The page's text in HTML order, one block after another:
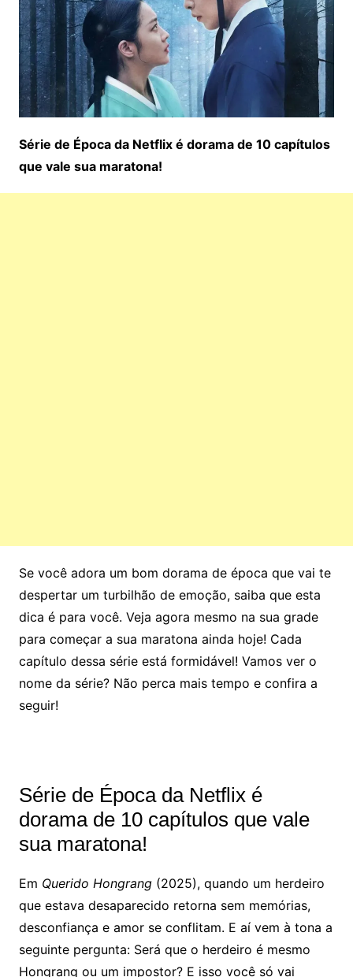
Série de Época da Netflix é dorama de 10 capítulos
que vale sua maratona!
Se você adora um bom dorama de época que vai te
despertar um turbilhão de emoção, saiba que esta
dica é para você. Veja agora mesmo na sua grade
para começar a sua maratona ainda hoje! Cada
capítulo dessa série está formidável! Vamos ver o
nome da série? Não perca mais tempo e confira a
seguir!
Série de Época da Netflix é
dorama de 10 capítulos que vale
sua maratona!
Em Querido Hongrang(2025), quando um herdeiro
que estava desaparecido retorna sem memórias,
desconfiança e amor se conflitam. E aí vem à tona a
seguinte pergunta: Será que o herdeiro é mesmo
Hongrang ou um impostor? E isso você só vai